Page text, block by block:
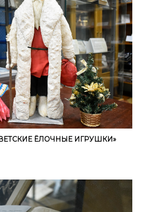
ЁЛОЧНЫЕ ИГРУШКИ»